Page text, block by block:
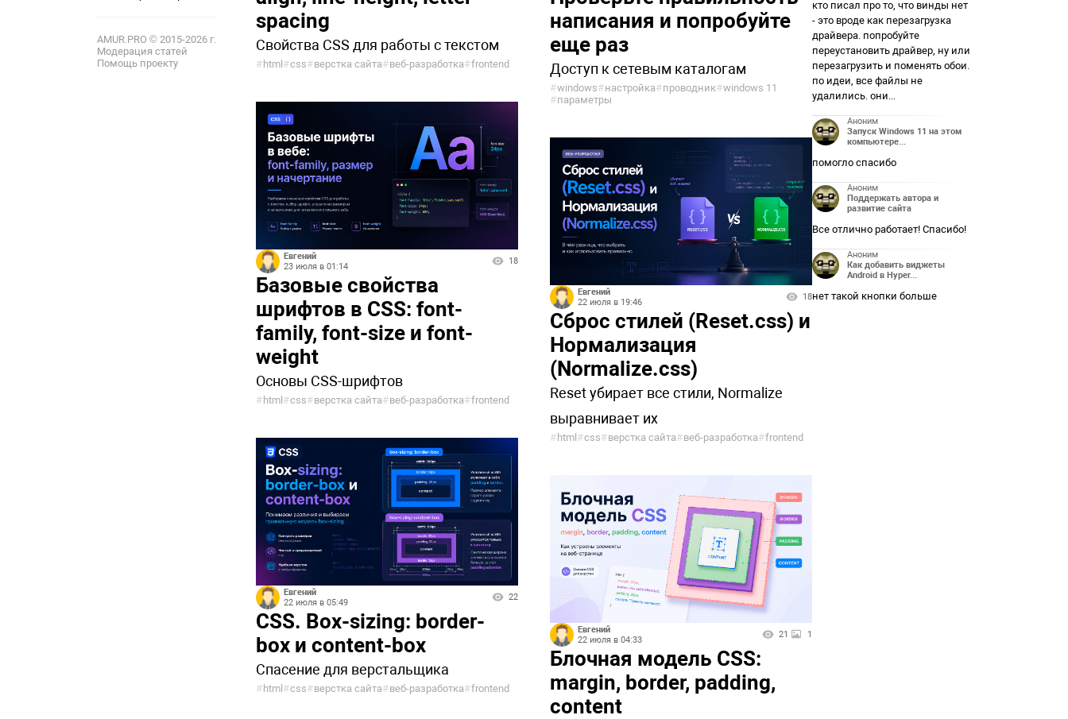
AMUR.PRO © 2015-2026 г.
Модерация статей
Помощь проекту
написания и попробуйте
еще раз
Доступ к сетевым каталогам
#windows#настройка#проводник#windows 11
#параметры
spacing
Свойства CSS для работы с текстом
#html#css#верстка сайта#веб-разработка#frontend
Евгений
23 июля в 01:14
18
Базовые свойства
шрифтов в CSS: font-
family, font-size и font-
weight
Основы CSS-шрифтов
#html#css#верстка сайта#веб-разработка#frontend
Евгений
22 июля в 19:46
18
Сброс стилей (Reset.css) и
Нормализация
(Normalize.css)
Reset убирает все стили, Normalize
выравнивает их
#html#css#верстка сайта#веб-разработка#frontend
Евгений
22 июля в 05:49
22
CSS. Box-sizing: border-
box и content-box
Спасение для верстальщика
#html#css#верстка сайта#веб-разработка#frontend
Евгений
22 июля в 04:33
21 1
Блочная модель CSS:
margin, border, padding,
content
кто писал про то, что винды нет
- это вроде как перезагрузка
драйвера. попробуйте
переустановить драйвер, ну или
перезагрузить и поменять обои.
по идеи, все файлы не
удалились. они...
Аноним
Запуск Windows 11 на этом
компьютере...
помогло спасибо
Аноним
Поддержать автора и
развитие сайта
Все отлично работает! Спасибо!
Аноним
Как добавить виджеты
Android в Hyper...
нет такой кнопки больше